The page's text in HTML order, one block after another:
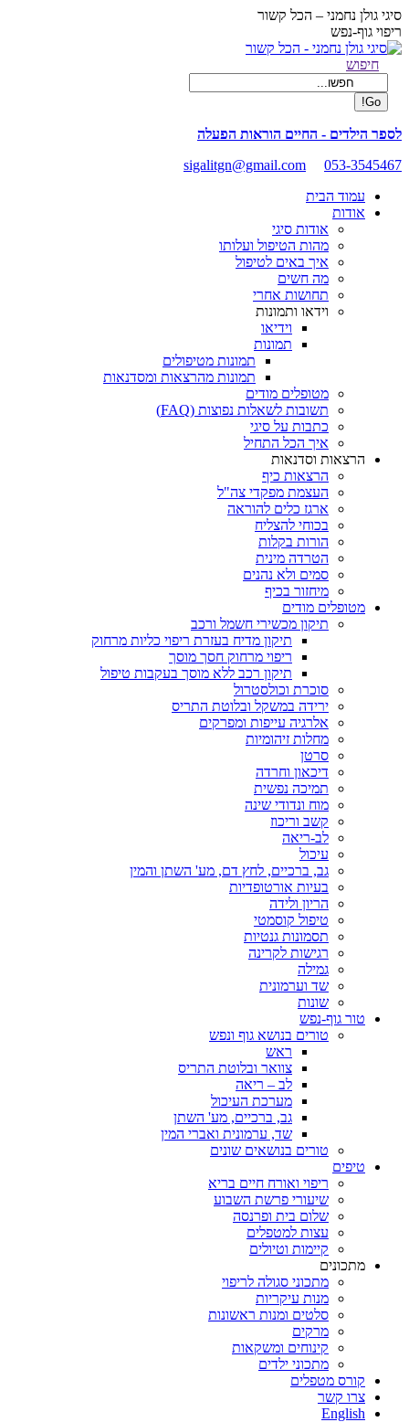
Skip
to
content
סיגי גולן נחמני – הכל קשור
ריפוי גוף-נפש
Facebook
opens
new
window
Search:
חיפוש
לספר הילדים - החיים הוראות הפעלה
sigalitgn@gmail.com
053-3545467
עמוד הבית
אודות
אודות סיגי
מהות הטיפול ועלותו
איך באים לטיפול
מה חשים
תחושות אחרי
וידאו ותמונות
וידיאו
תמונות
תמונות מטיפולים
תמונות מהרצאות ומסדנאות
מטופלים מודים
תשובות לשאלות נפוצות (FAQ)
כתבות על סיגי
איך הכל התחיל
הרצאות וסדנאות
הרצאות כיף
העצמת מפקדי צה"ל
ארגז כלים להוראה
בכוחי להצליח
הורות בקלות
הטרדה מינית
סמים ולא נהנים
מיחזור בכיף
מטופלים מודים
תיקון מכשירי חשמל ורכב
תיקון מדיח בעזרת ריפוי כליות מרחוק
ריפוי מרחוק חסך מוסך
תיקון רכב ללא מוסך בעקבות טיפול
סוכרת וכולסטרול
ירידה במשקל ובלוטת התריס
אלרגיה עייפות ומפרקים
מחלות זיהומיות
סרטן
דיכאון וחרדה
תמיכה נפשית
מוח ונדודי שינה
קשב וריכוז
לב-ריאה
עיכול
גב, ברכיים, לחץ דם, מע' השתן והמין
בעיות אורטופדיות
הריון ולידה
טיפול קוסמטי
תסמונות גנטיות
רגישות לקרינה
גמילה
שד וערמונית
שונות
טור גוף-נפש
טורים בנושא גוף ונפש
ראש
צוואר ובלוטת התריס
לב – ריאה
מערכת העיכול
גב, ברכיים, מע' השתן
שד, ערמונית ואברי המין
טורים בנושאים שונים
טיפים
ריפוי ואורח חיים בריא
שיעורי פרשת השבוע
שלום בית ופרנסה
עצות למטפלים
קיימות וטיולים
מתכונים
מתכוני סגולה לריפוי
מנות עיקריות
סלטים ומנות ראשונות
מרקים
קינוחים ומשקאות
מתכוני ילדים
קורס מטפלים
צרו קשר
English